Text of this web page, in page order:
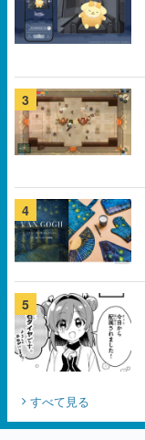
3
4
5
すべて見る